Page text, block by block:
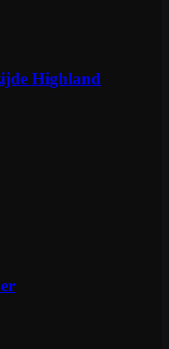
Highland